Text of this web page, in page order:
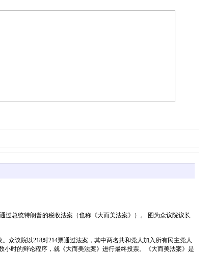
通过总统特朗普的税收法案（也称《大而美法案》）。 图为众议院议长
众议院以218对214票通过法案，其中两名共和党人加入所有民主党人
小时的辩论程序，就《大而美法案》进行最终投票。《大而美法案》是